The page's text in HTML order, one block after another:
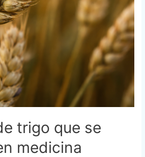
trigo que se
medicina